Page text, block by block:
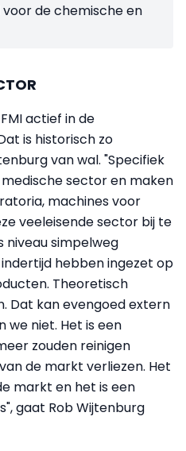
de chemische en
actief in de
is historisch zo
van wal. "Specifiek
sector en maken
machines voor
veeleisende sector bij te
niveau simpelweg
hebben ingezet op
Theoretisch
Dat kan evengoed extern
we niet. Het is een
zouden reinigen
de markt verliezen. Het
markt en het is een
gaat Rob Wijtenburg